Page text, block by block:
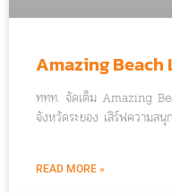
Amazing Beach
ททท. จัดเต็ม Amazing
จังหวัดระยอง เสิร์ฟความส
READ MORE »